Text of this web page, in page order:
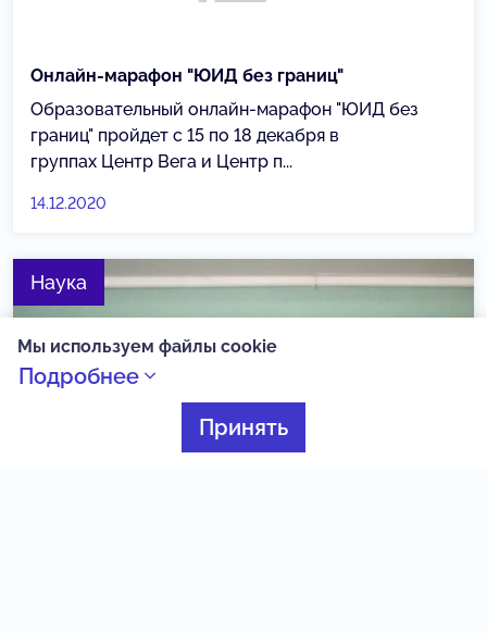
Онлайн-марафон "ЮИД без границ"
Образовательный онлайн-марафон "ЮИД без
границ" пройдет с 15 по 18 декабря в
группах Центр Вега и Центр п...
14.12.2020
Наука
Мы используем файлы cookie
Подробнее
Принять